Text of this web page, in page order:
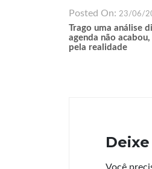
Posted On: 23/06/
Trago uma análise
agenda não
pela realidade